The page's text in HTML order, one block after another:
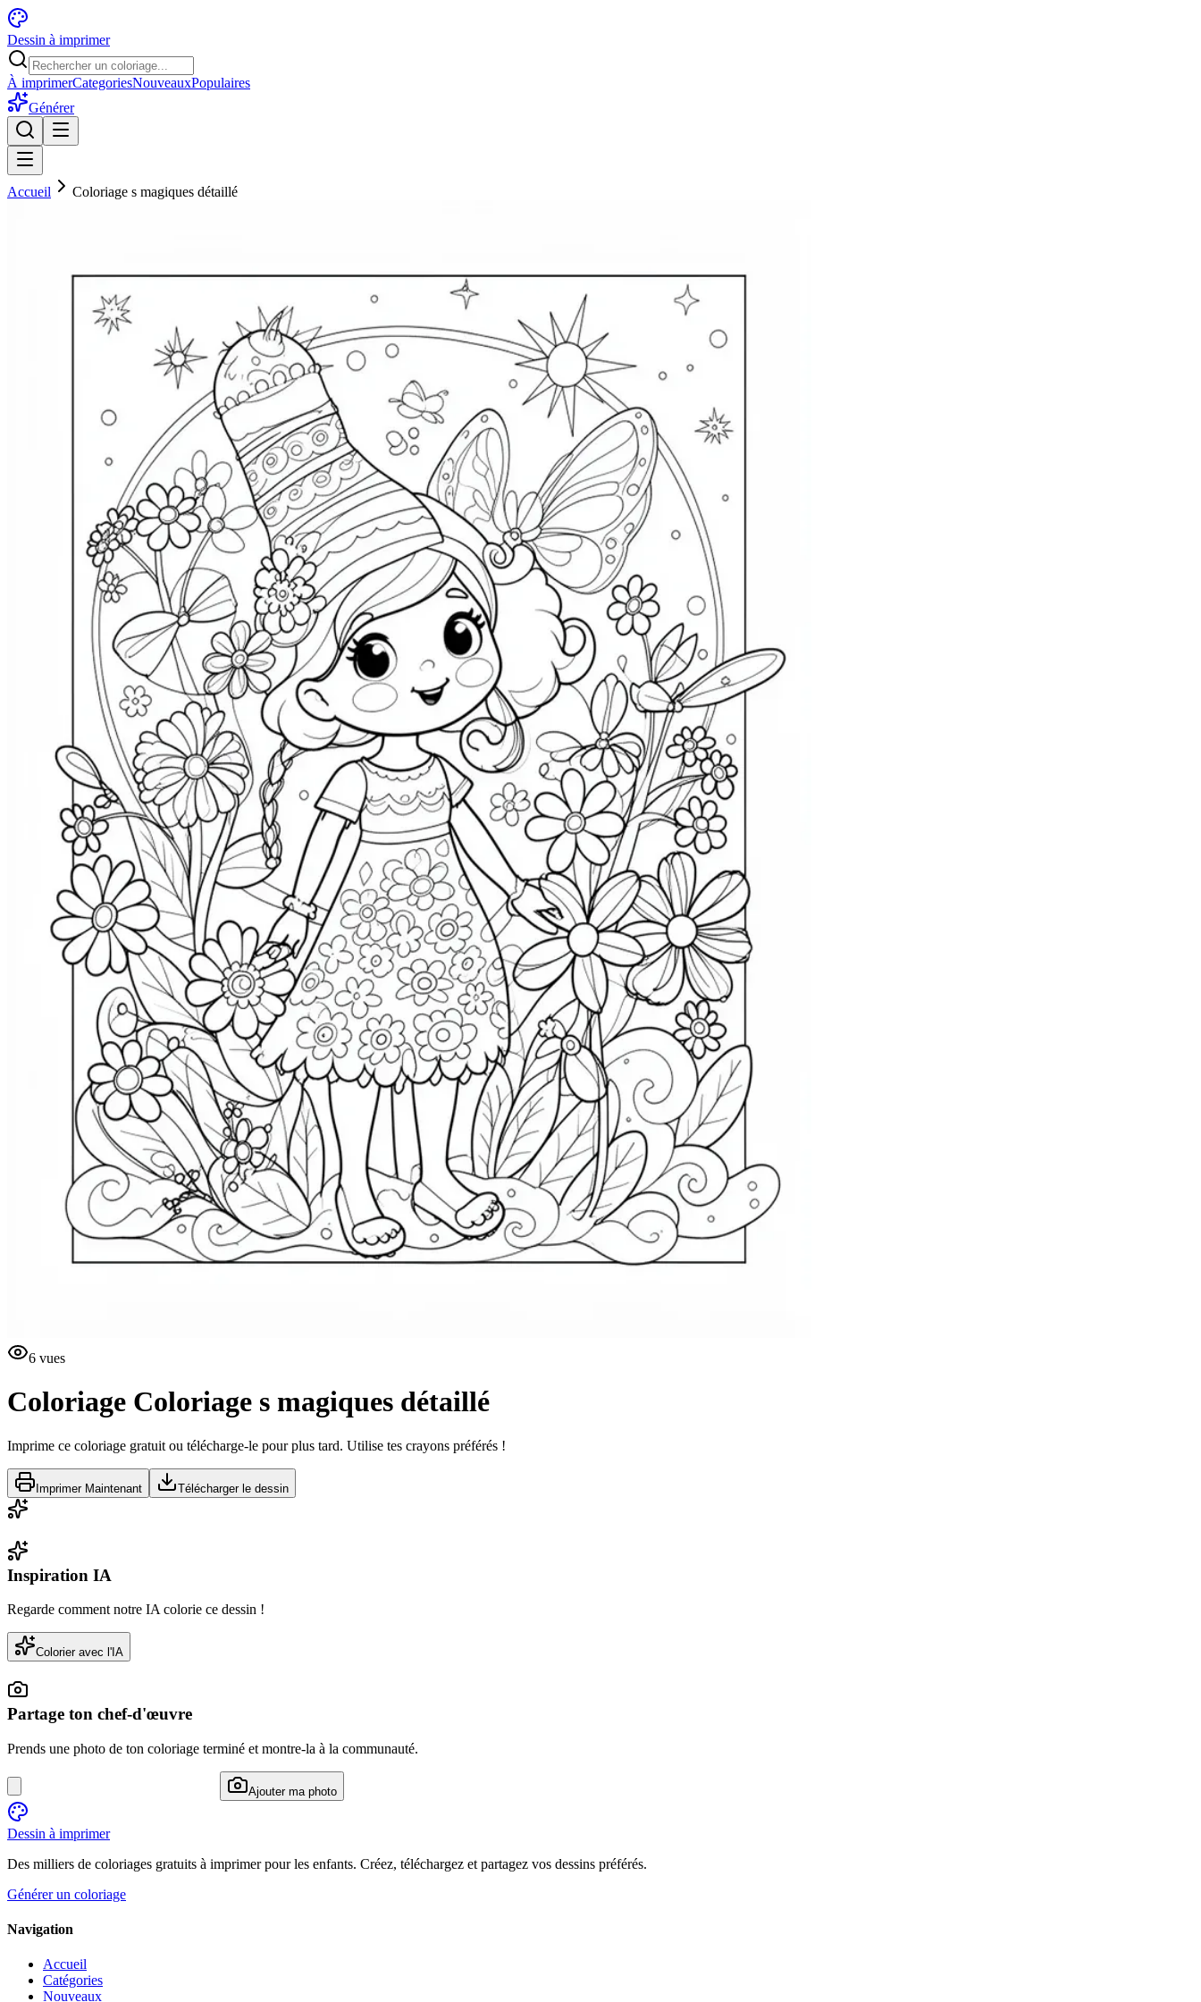
Dessin à imprimer
À imprimerCategoriesNouveauxPopulaires
Générer
Accueil Coloriage s magiques détaillé
6 vues
Coloriage Coloriage s magiques détaillé
Imprime ce coloriage gratuit ou télécharge-le pour plus tard. Utilise tes crayons préférés !
Imprimer Maintenant Télécharger le dessin
Inspiration IA
Regarde comment notre IA colorie ce dessin !
Colorier avec l'IA
Partage ton chef-d'œuvre
Prends une photo de ton coloriage terminé et montre-la à la communauté.
Ajouter ma photo
Dessin à imprimer
Des milliers de coloriages gratuits à imprimer pour les enfants. Créez, téléchargez et partagez vos dessins préférés.
Générer un coloriage
Navigation
Accueil
Catégories
Nouveaux